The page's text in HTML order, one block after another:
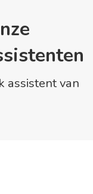
assistent van